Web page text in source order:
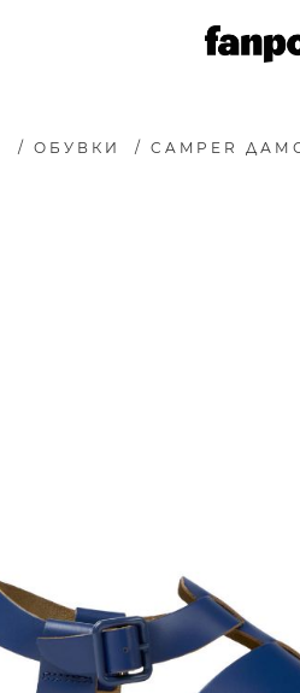
/ ОБУВКИ / CAMPER